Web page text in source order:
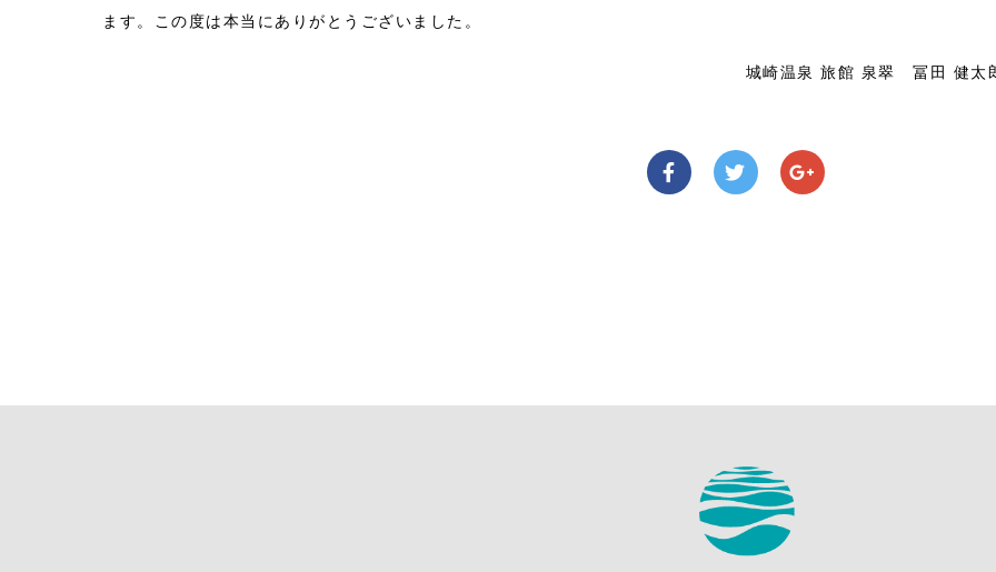
ます。この度は本当にありがとうございました。
城崎温泉 旅館 泉翠 冨田 健太